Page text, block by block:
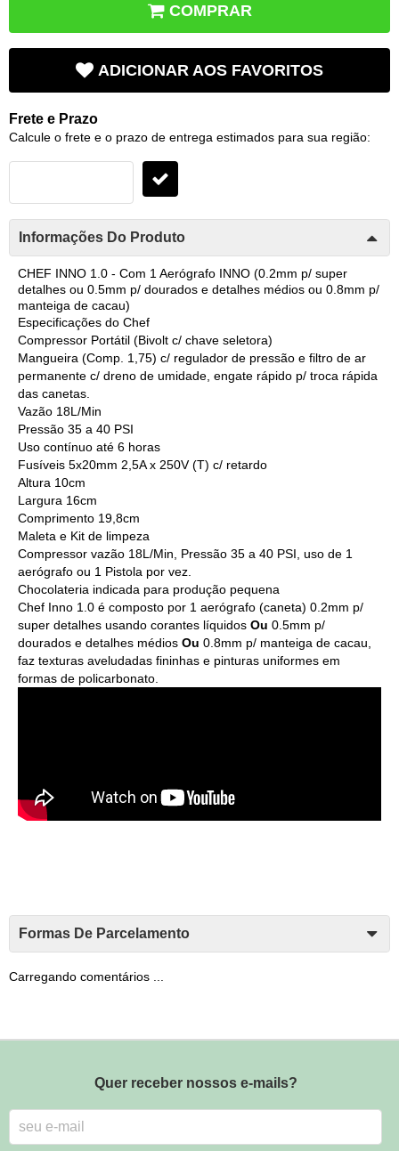
COMPRAR
ADICIONAR AOS FAVORITOS
Frete e Prazo
Calcule o frete e o prazo de entrega estimados para sua região:
Informações Do Produto
CHEF INNO 1.0 - Com 1 Aerógrafo INNO (0.2mm p/ super
detalhes ou 0.5mm p/ dourados e detalhes médios ou 0.8mm p/
manteiga de cacau)
Especificações do Chef
Compressor Portátil (Bivolt c/ chave seletora)
Mangueira (Comp. 1,75) c/ regulador de pressão e filtro de ar
permanente c/ dreno de umidade, engate rápido p/ troca rápida
das canetas.
Vazão 18L/Min
Pressão 35 a 40 PSI
Uso contínuo até 6 horas
Fusíveis 5x20mm 2,5A x 250V (T) c/ retardo
Altura 10cm
Largura 16cm
Comprimento 19,8cm
Maleta e Kit de limpeza
Compressor vazão 18L/Min, Pressão 35 a 40 PSI, uso de 1
aerógrafo ou 1 Pistola por vez.
Chocolateria indicada para produção pequena
Chef Inno 1.0 é composto por 1 aerógrafo (caneta) 0.2mm p/
super detalhes usando corantes líquidos Ou 0.5mm p/
dourados e detalhes médios Ou 0.8mm p/ manteiga de cacau,
faz texturas aveludadas fininhas e pinturas uniformes em
formas de policarbonato.
Formas De Parcelamento
Carregando comentários ...
Quer receber nossos e-mails?